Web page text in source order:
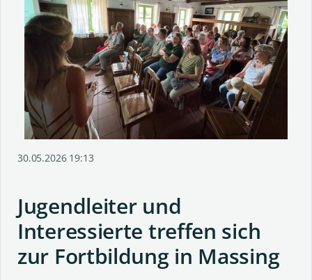
30.05.2026 19:13
Jugendleiter und
Interessierte treffen sich
zur Fortbildung in Massing